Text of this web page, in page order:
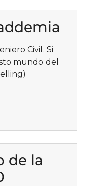
Civil. Si
mundo del
de la